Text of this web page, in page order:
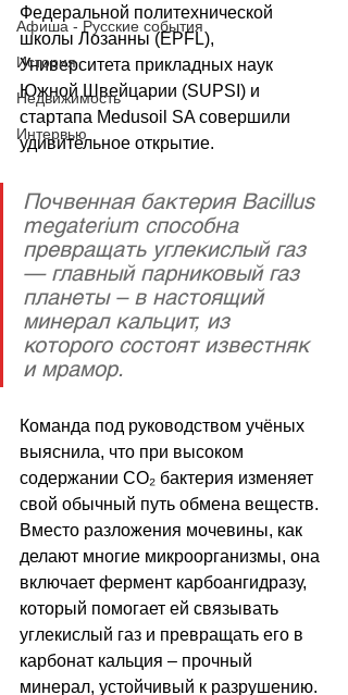
Афиша - Русские события
История
Недвижимость
Интервью
Федеральной политехнической
школы Лозанны (EPFL),
Университета прикладных наук
Южной Швейцарии (SUPSI) и
стартапа Medusoil SA совершили
удивительное открытие.
Почвенная бактерия Bacillus
megaterium способна
превращать углекислый газ
— главный парниковый газ
планеты – в настоящий
минерал кальцит, из
которого состоят известняк
и мрамор.
Команда под руководством учёных
выяснила, что при высоком
содержании CO₂ бактерия изменяет
свой обычный путь обмена веществ.
Вместо разложения мочевины, как
делают многие микроорганизмы, она
включает фермент карбоангидразу,
который помогает ей связывать
углекислый газ и превращать его в
карбонат кальция – прочный
минерал, устойчивый к разрушению.